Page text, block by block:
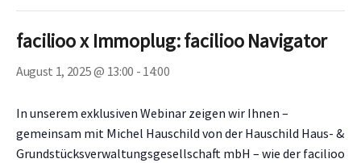
facilioo x Immoplug: facilioo Navigator
August 1, 2025 @ 13:00 - 14:00
In unserem exklusiven Webinar zeigen wir Ihnen –
gemeinsam mit Michel Hauschild von der Hauschild Haus- &
Grundstücksverwaltungsgesellschaft mbH – wie der facilioo